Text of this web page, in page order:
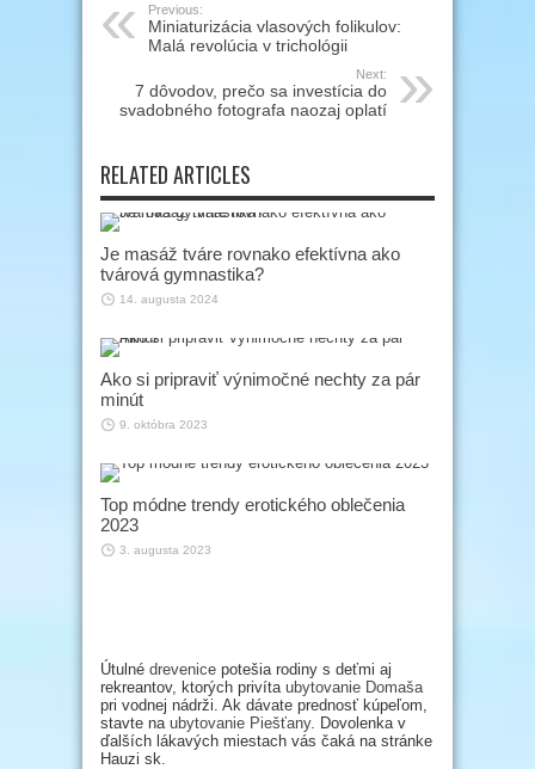
Previous:
Miniaturizácia vlasových folikulov:
Malá revolúcia v trichológii
Next:
7 dôvodov, prečo sa investícia do
svadobného fotografa naozaj oplatí
RELATED ARTICLES
Je masáž tváre rovnako efektívna ako
tvárová gymnastika?
14. augusta 2024
Ako si pripraviť výnimočné nechty za pár
minút
9. októbra 2023
Top módne trendy erotického oblečenia
2023
3. augusta 2023
Útulné drevenice potešia rodiny s deťmi aj
rekreantov, ktorých privíta ubytovanie Domaša
pri vodnej nádrži. Ak dávate prednosť kúpeľom,
stavte na ubytovanie Piešťany. Dovolenka v
ďalších lákavých miestach vás čaká na stránke
Hauzi sk.